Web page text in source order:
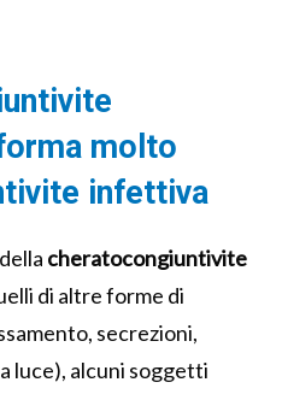
molto
infettiva
cheratocongiuntivite
di altre forme di
secrezioni,
luce), alcuni soggetti